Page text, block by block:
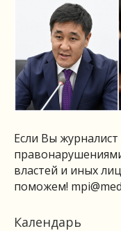
Если Вы журналист
властей и иных
поможем!
Календарь